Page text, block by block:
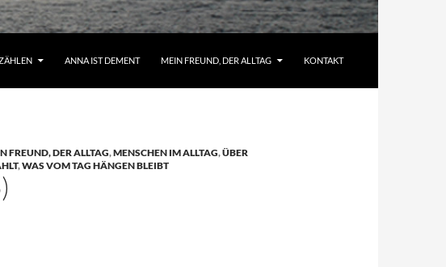
ANNA IST DEMENT MEIN FREUND, DER ALLTAG KONTAKT
FREUND, DER ALLTAG,MENSCHEN IM ALLTAG,ÜBER
,WAS VOM TAG HÄNGEN BLEIBT